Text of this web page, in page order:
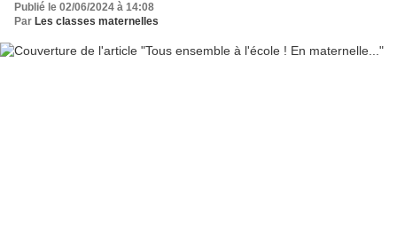
Publié le 02/06/2024 à 14:08
Par Les classes maternelles